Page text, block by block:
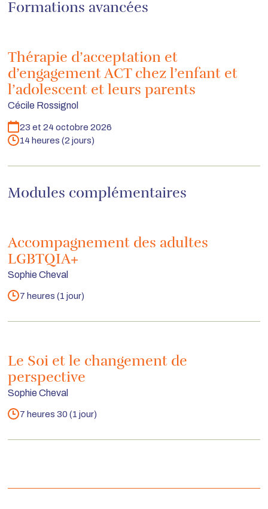
Formations avancées
Thérapie d’acceptation et
d’engagement ACT chez l’enfant et
l’adolescent et leurs parents
Cécile Rossignol
Dates23 et 24 octobre 2026
Durée14 heures (2 jours)
Modules complémentaires
Accompagnement des adultes
LGBTQIA+
Sophie Cheval
Durée7 heures (1 jour)
Le Soi et le changement de
perspective
Sophie Cheval
Durée7 heures 30 (1 jour)